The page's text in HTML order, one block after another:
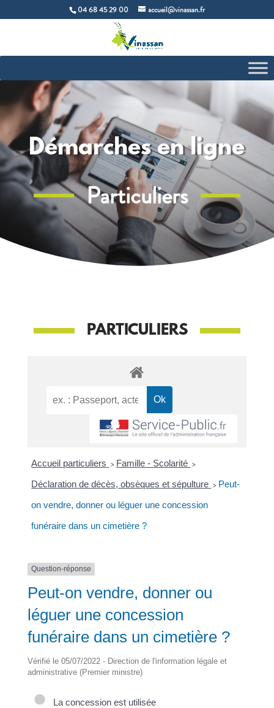
04 68 45 29 00 accueil@vinassan.fr
Démarches en ligne
Particuliers
PARTICULIERS
Accueil particuliers > Famille - Scolarité >
Déclaration de décès, obsèques et sépulture > Peut-
on vendre, donner ou léguer une concession
funéraire dans un cimetière ?
Question-réponse
Peut-on vendre, donner ou
léguer une concession
funéraire dans un cimetière ?
Vérifié le 05/07/2022 - Direction de l'information légale et
administrative (Premier ministre)
La concession est utilisée